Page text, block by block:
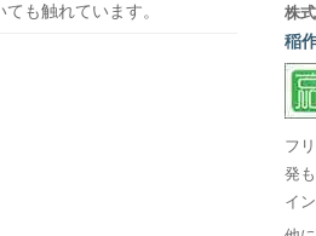
も触れています。
株
稲
フ
発
イ